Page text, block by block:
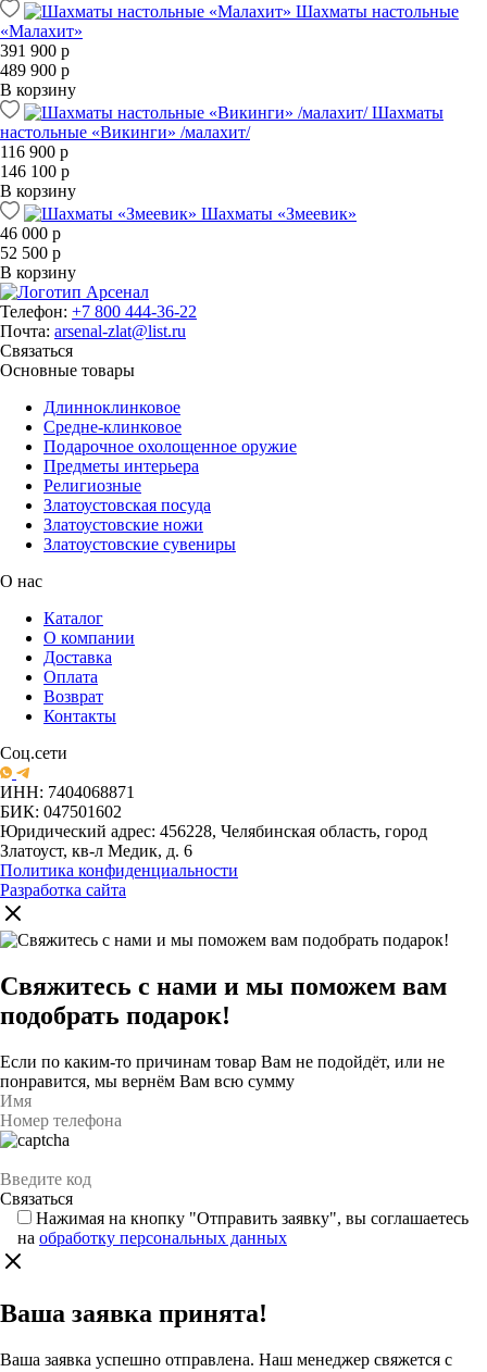
Шахматы настольные
«Малахит»
391 900 р
489 900 р
В корзину
Шахматы
настольные «Викинги» /малахит/
116 900 р
146 100 р
В корзину
Шахматы «Змеевик»
46 000 р
52 500 р
В корзину
Телефон: +7 800 444-36-22
Почта: arsenal-zlat@list.ru
Связаться
Основные товары
Длинноклинковое
Средне-клинковое
Подарочное охолощенное оружие
Предметы интерьера
Религиозные
Златоустовская посуда
Златоустовские ножи
Златоустовские сувениры
О нас
Каталог
О компании
Доставка
Оплата
Возврат
Контакты
Соц.сети
ИНН: 7404068871
БИК: 047501602
Юридический адрес: 456228, Челябинская область, город
Златоуст, кв-л Медик, д. 6
Политика конфиденциальности
Разработка сайта
Свяжитесь с нами и мы поможем вам
подобрать подарок!
Если по каким-то причинам товар Вам не подойдёт, или не
понравится, мы вернём Вам всю сумму
Нажимая на кнопку "Отправить заявку", вы соглашаетесь
на обработку персональных данных
Ваша заявка принята!
Ваша заявка успешно отправлена. Наш менеджер свяжется с